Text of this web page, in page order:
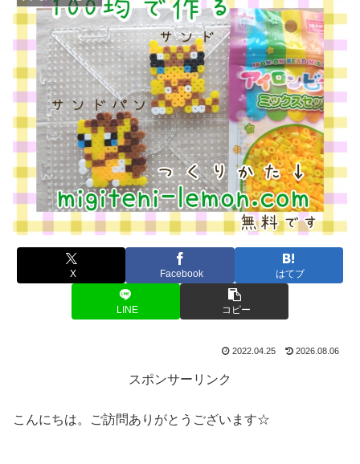
X Facebook はてブ
LINE コピー
2022.04.25 2026.08.06
スポンサーリンク
こんにちは。ご訪問ありがとうございます☆